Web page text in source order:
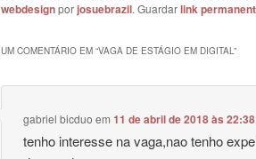
webdesignporjosuebrazil. Guardarlink
UM COMENTÁRIO EM “VAGA DE ESTÁGIO EM DIGITAL ”
gabriel bicduo em11 de abril de 2018 às 22:38
tenho interesse na vaga,nao tenho